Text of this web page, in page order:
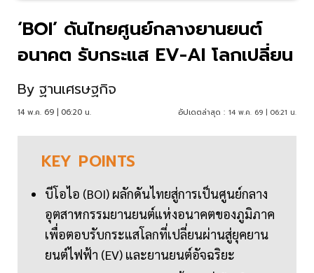
‘BOI’ ดันไทยศูนย์กลางยานยนต์
อนาคต รับกระแส EV-AI โลกเปลี่ยน
By ฐานเศรษฐกิจ
14 พ.ค. 69 | 06:20 น. อัปเดตล่าสุด : 14 พ.ค. 69 | 06:21 น.
KEY POINTS
บีโอไอ (BOI) ผลักดันไทยสู่การเป็นศูนย์กลาง
อุตสาหกรรมยานยนต์แห่งอนาคตของภูมิภาค
เพื่อตอบรับกระแสโลกที่เปลี่ยนผ่านสู่ยุคยาน
ยนต์ไฟฟ้า (EV) และยานยนต์อัจฉริยะ